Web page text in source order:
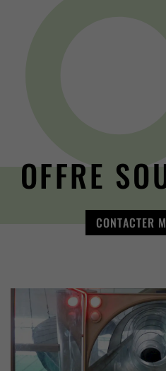
OFFRE
CONTACTER